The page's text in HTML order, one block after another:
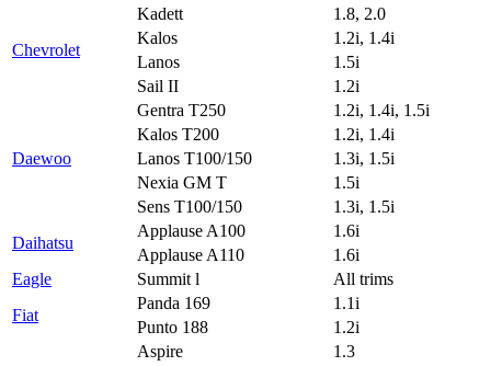
Chevrolet
Kadett
1.8, 2.0
Kalos
1.2i, 1.4i
Lanos
1.5i
Sail II
1.2i
Daewoo
Gentra T250
1.2i, 1.4i, 1.5i
Kalos T200
1.2i, 1.4i
Lanos T100/150
1.3i, 1.5i
Nexia GM T
1.5i
Sens T100/150
1.3i, 1.5i
Daihatsu
Applause A100
1.6i
Applause A110
1.6i
Eagle
Summit l
All trims
Fiat
Panda 169
1.1i
Punto 188
1.2i
Aspire
1.3